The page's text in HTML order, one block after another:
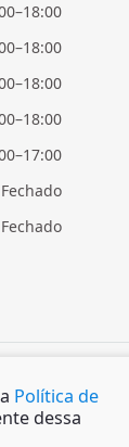
Fechado
Fechado
Política de
dessa